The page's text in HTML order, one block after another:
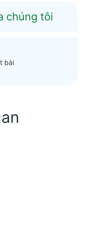
chúng tôi
bài